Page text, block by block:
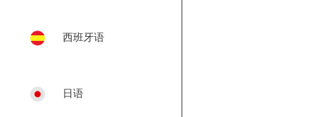
西班牙语
日语